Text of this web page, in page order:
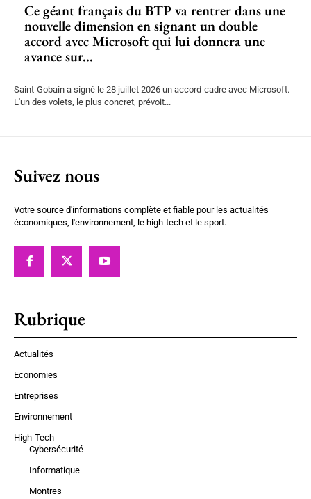
Ce géant français du BTP va rentrer dans une
nouvelle dimension en signant un double
accord avec Microsoft qui lui donnera une
avance sur...
Saint-Gobain a signé le 28 juillet 2026 un accord-cadre avec Microsoft.
L'un des volets, le plus concret, prévoit...
Suivez nous
Votre source d'informations complète et fiable pour les actualités
économiques, l'environnement, le high-tech et le sport.
Rubrique
Actualités
Economies
Entreprises
Environnement
High-Tech
Cybersécurité
Informatique
Montres